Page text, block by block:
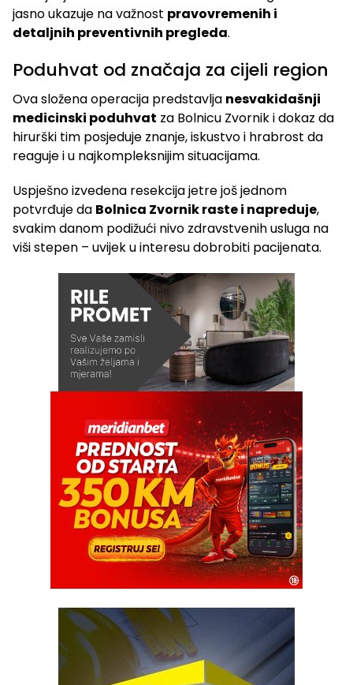
jasno ukazuje na važnost pravovremenih i
detaljnih preventivnih pregleda.
Poduhvat od značaja za cijeli region
Ova složena operacija predstavlja nesvakidašnji
medicinski poduhvat za Bolnicu Zvornik i dokaz da
hirurški tim posjeduje znanje, iskustvo i hrabrost da
reaguje i u najkompleksnijim situacijama.
Uspješno izvedena resekcija jetre još jednom
potvrđuje da Bolnica Zvornik raste i napreduje,
svakim danom podižući nivo zdravstvenih usluga na
viši stepen – uvijek u interesu dobrobiti pacijenata.